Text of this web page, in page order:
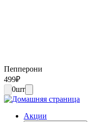
Пепперони
499₽
0шт
Акции